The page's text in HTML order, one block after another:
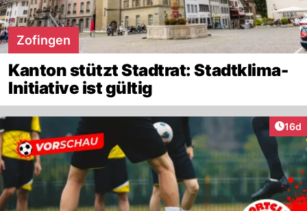
Zofingen
Kanton stützt Stadtrat: Stadtklima-
Initiative ist gültig
16d